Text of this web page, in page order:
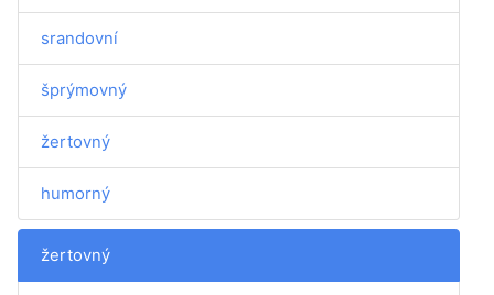
srandovní
šprýmovný
žertovný
humorný
žertovný